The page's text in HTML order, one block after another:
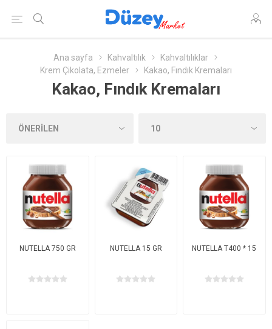
Ana sayfa Kahvaltılık
Kahvaltılıklar
Krem Çikolata, Ezmeler
Kakao, Fındık Kremaları
Kakao, Fındık Kremaları
NUTELLA 750 GR NUTELLA 15 GR NUTELLA T400 * 15